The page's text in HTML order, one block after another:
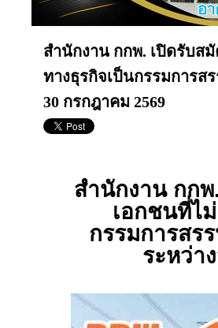
สำนักงาน กกพ. เปิดรับส
ทางธุรกิจเป็นกรรมการส
30 กรกฎาคม 2569
สำนักงาน กก
เอกชนที่ไ
กรรมการสร
ระหว่า